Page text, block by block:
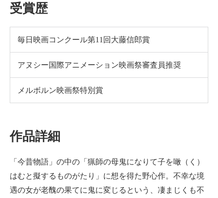
受賞歴
毎日映画コンクール第11回大藤信郎賞
アヌシー国際アニメーション映画祭審査員推奨
メルボルン映画祭特別賞
作品詳細
「今昔物語」の中の「猟師の母鬼になりて子を噉（く）
はむと擬するものがたり」に想を得た野心作。不幸な境
遇の女が老醜の果てに鬼に変じるという、凄まじくも不